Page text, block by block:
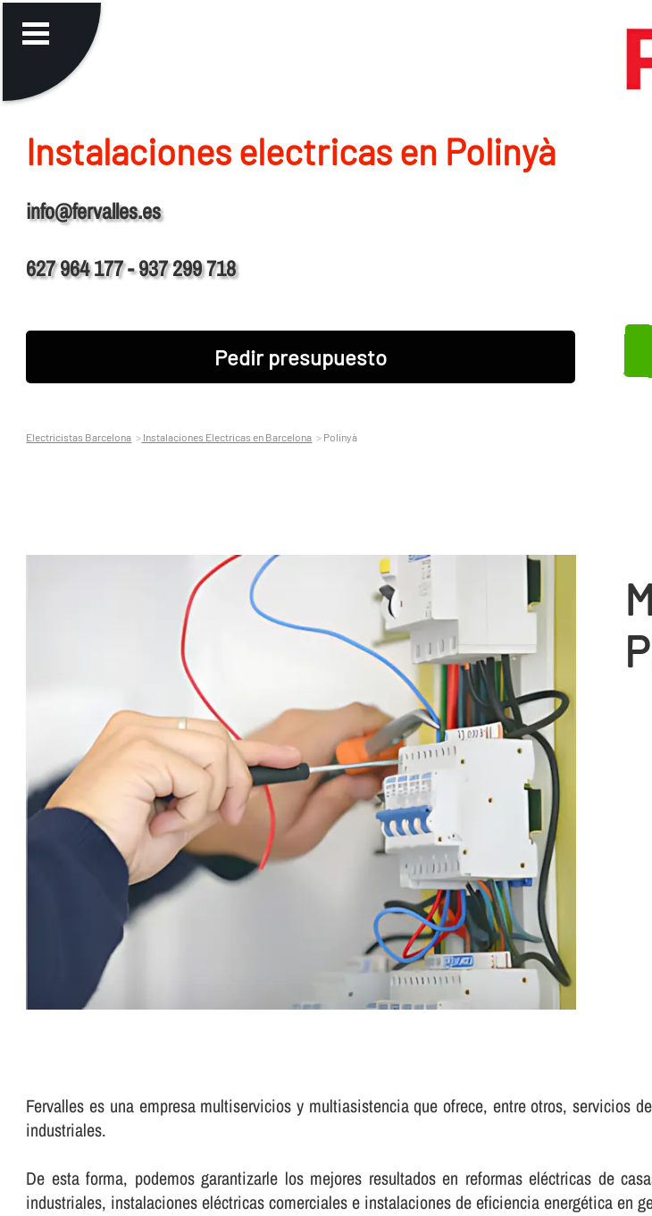
Instalaciones electricas en Polinyà
info@fervalles.es
627 964 177 - 937 299 718
Pedir presupuesto
Electricistas Barcelona Instalaciones Electricas en Barcelona Polinyà
Fervalles es una empresa multiservicios y multiasistencia que ofrece, entre otros, servicios de
industriales.
De esta forma, podemos garantizarle los mejores resultados en reformas eléctricas de
industriales, instalaciones eléctricas comerciales e instalaciones de eficiencia energética en